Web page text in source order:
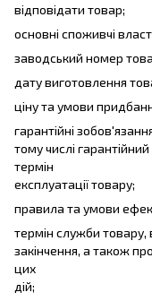
відповідати товар;
основні споживчі
заводський номер
дату виготовлення
ціну та умови
гарантійні
тому числі
термін
експлуатації товару;
правила та умови
термін служби товару,
закінчення, а також
цих
дій;